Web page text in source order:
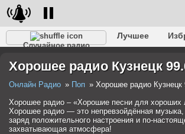
Случайное радио
Лучшее
Разговорное
Рэп Транс Дип-
Хорошее радио Кузнецк
Онлайн Радио Поп
Хорошее радио Кузнецк
Хорошее радио – «Хорошие песни для хороших
Хорошее радио — это непревзойдённая
заряд положительного настроения и по-
захватывающая атмосфера!